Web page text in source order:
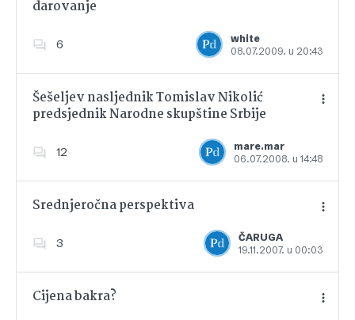
darovanje
6
white
08.07.2009. u 20:43
Dodajte u favorite
Šešeljev nasljednik Tomislav Nikolić
predsjednik Narodne skupštine Srbije
12
mare.mar
06.07.2008. u 14:48
Dodajte u favorite
Srednjeročna perspektiva
3
ČARUGA
19.11.2007. u 00:03
Dodajte u favorite
Cijena bakra?